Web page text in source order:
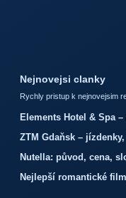
Nejnovejsi clanky
Rychly pristup k nejnovejsim
Elements Hotel & Spa
ZTM Gdaňsk –
Nutella: původ, cena,
Nejlepší romantické